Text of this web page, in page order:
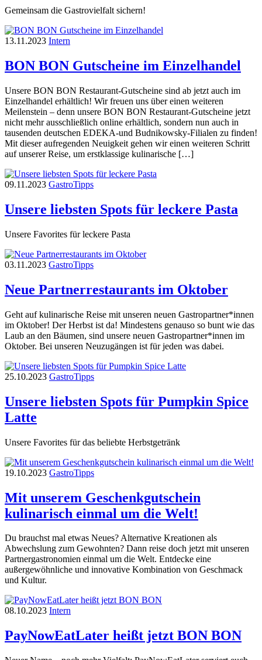
Gemeinsam die Gastrovielfalt sichern!
13.11.2023 Intern
BON BON Gutscheine im Einzelhandel
Unsere BON BON Restaurant-Gutscheine sind ab jetzt auch im
Einzelhandel erhältlich! Wir freuen uns über einen weiteren
Meilenstein – denn unsere BON BON Restaurant-Gutscheine jetzt
nicht mehr ausschließlich online erhältlich, sondern nun auch in
tausenden deutschen EDEKA-und Budnikowsky-Filialen zu finden!
Mit dieser aufregenden Neuigkeit gehen wir einen weiteren Schritt
auf unserer Reise, um erstklassige kulinarische […]
09.11.2023 GastroTipps
Unsere liebsten Spots für leckere Pasta
Unsere Favorites für leckere Pasta
03.11.2023 GastroTipps
Neue Partnerrestaurants im Oktober
Geht auf kulinarische Reise mit unseren neuen Gastropartner*innen
im Oktober! Der Herbst ist da! Mindestens genauso so bunt wie das
Laub an den Bäumen, sind unsere neuen Gastropartner*innen im
Oktober. Bei unseren Neuzugängen ist für jeden was dabei.
25.10.2023 GastroTipps
Unsere liebsten Spots für Pumpkin Spice
Latte
Unsere Favorites für das beliebte Herbstgetränk
19.10.2023 GastroTipps
Mit unserem Geschenkgutschein
kulinarisch einmal um die Welt!
Du brauchst mal etwas Neues? Alternative Kreationen als
Abwechslung zum Gewohnten? Dann reise doch jetzt mit unseren
Partnergastronomien einmal um die Welt. Entdecke eine
außergewöhnliche und innovative Kombination von Geschmack
und Kultur.
08.10.2023 Intern
PayNowEatLater heißt jetzt BON BON